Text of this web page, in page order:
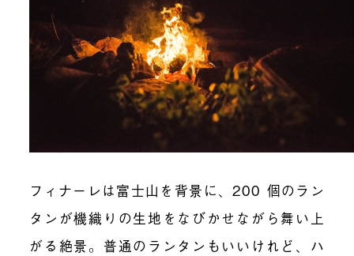
フィナーレは富士山を背景に、200 個のラン
タンが機織りの生地をなびかせながら舞い上
がる絶景。普通のランタンもいいけれど、ハ